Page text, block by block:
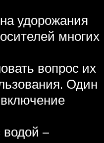
удорожания
многих
вопрос их
Один
–